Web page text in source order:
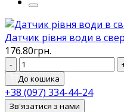
Датчик рівня води в
176.80грн.
-
До кошика
+38 (097) 334-44-24
Зв'язатися з нами